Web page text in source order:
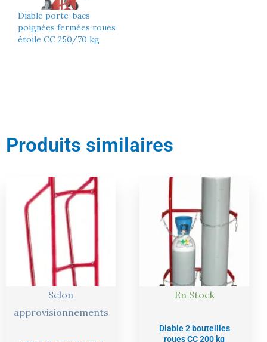
Diable porte-bacs
poignées fermées roues
étoile CC 250/70 kg
Produits similaires
Selon
approvisionnements
Le
prix
initial
prix
actuel
est :
183,00 €.
En Stock
Diable 2 bouteilles
roues CC 200 kg
initial
était :
293,00 €.
actuel
est :
278,00 €.